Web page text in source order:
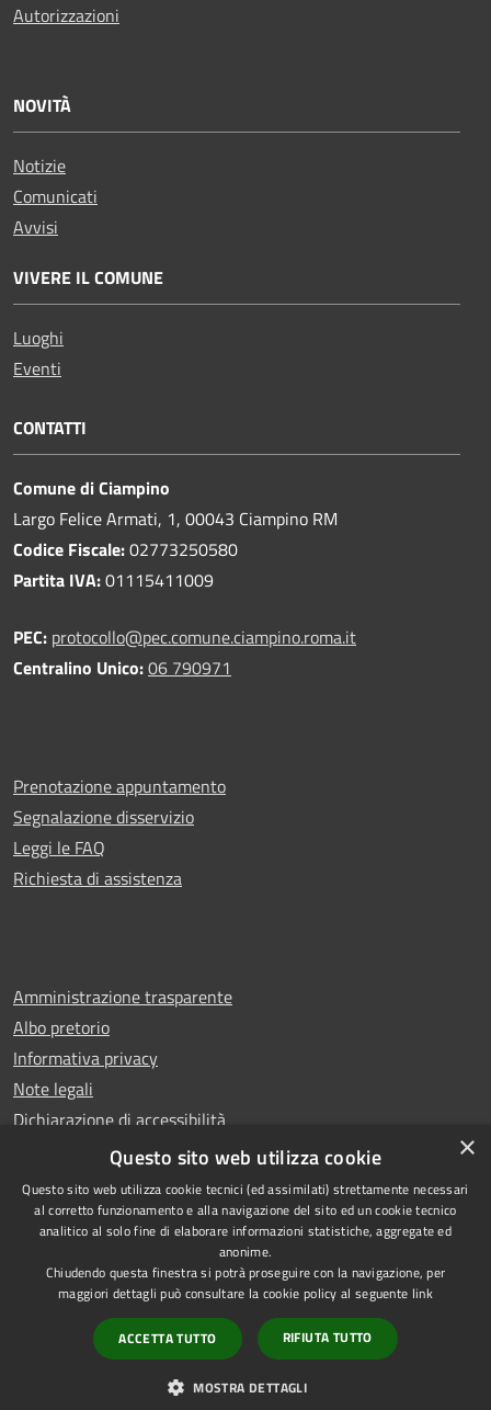
Autorizzazioni
NOVITÀ
Notizie
Comunicati
Avvisi
VIVERE IL COMUNE
Luoghi
Eventi
CONTATTI
Comune di Ciampino
Largo Felice Armati, 1, 00043 Ciampino RM
Codice Fiscale:02773250580
Partita IVA:01115411009
PEC: protocollo@pec.comune.ciampino.roma.it
Centralino Unico:06 790971
Prenotazione appuntamento
Segnalazione disservizio
Leggi le FAQ
Richiesta di assistenza
Amministrazione trasparente
Albo pretorio
Informativa privacy
Note legali
Dichiarazione di accessibilità
Whistleblowing
Accessibilità
di Ciampino
Powered byMunicipium
• Accesso redazione
×
Questo sito web utilizza cookie
Questo sito web utilizza cookie tecnici (ed assimilati) strettamente necessari
al corretto funzionamento e alla navigazione del sito ed un cookie tecnico
analitico al solo fine di elaborare informazioni statistiche, aggregate ed
anonime.
Chiudendo questa finestra si potrà proseguire con la navigazione, per
maggiori dettagli può consultare la cookie policy al seguente link
ACCETTA TUTTO RIFIUTA TUTTO
MOSTRA DETTAGLI